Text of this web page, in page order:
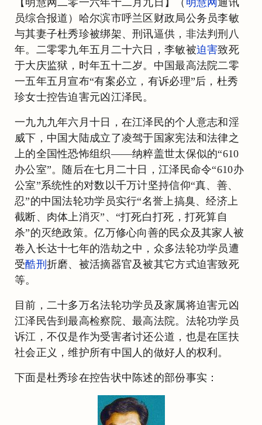
员综合报道）哈尔滨市呼兰区财政局公务员李敏
与其妻子杜秀珍被绑架、刑讯逼供，非法判刑八
年。二零零九年五月二十六日，李敏被迫害致死
于大庆监狱，时年五十二岁。中国最高法院二零
一五年五月宣布“有案必立，有诉必理”后，杜秀
珍女士控告迫害元凶江泽民。
一九九九年六月十日，在江泽民的个人意志和淫
威下，中国大陆成立了凌驾于国家宪法和法律之
上的全国性恐怖组织——纳粹盖世太保似的“610
办公室”。随后在七月二十日，江泽民命令“610办
公室”系统性的对数以千万计坚持信仰“真、善、
忍”的中国法轮功学员实行“名誉上搞臭、经济上
截断、肉体上消灭”、“打死白打死，打死算自
杀”的灭绝政策。亿万修心向善的民众及其家人被
卷入长达十七年的浩劫之中，众多法轮功学员遭
受酷刑 折磨、被活摘器官及被其它方式迫害致死
等。
目前，二十多万名法轮功学员及家属将迫害元凶
江泽民告到最高检察院、最高法院。法轮功学员
诉江，不仅是作为受害者讨还公道，也是在匡扶
社会正义，维护所有中国人的做好人的权利。
下面是杜秀珍在控告状中陈述的部份事实：